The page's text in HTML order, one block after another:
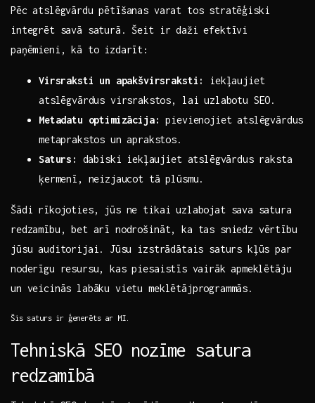
Pēc atslēgvārdu pētīšanas varat tos stratēģiski
integrēt savā saturā. Šeit ir daži efektīvi
paņēmieni, kā to izdarīt:
Virsraksti un apakšvirsraksti:
iekļaujiet
atslēgvārdus virsrakstos, lai uzlabotu SEO.
Metadatu optimizācija: pievienojiet atslēgvārdus
metaprakstos un aprakstos.
Saturs:
⁣dabiski iekļaujiet atslēgvārdus raksta
ķermenī, neizjaucot tā plūsmu.
Šādi rīkojoties, jūs ne tikai uzlabojat sava ⁢satura
redzamību, bet‍ arī nodrošināt, ka tas sniedz ​vērtību
jūsu auditorijai. ⁣Jūsu izstrādātais saturs kļūs par
noderīgu resursu, kas piesaistīs ⁤vairāk⁤ apmeklētāju
un veicinās labāku vietu meklētājprogrammās.
Šis saturs ir ģenerēts ar ​MI.
Tehniskā SEO nozīme satura
redzamībā